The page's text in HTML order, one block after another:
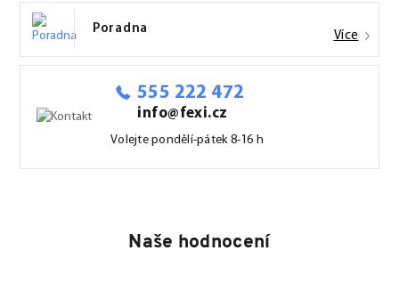
Poradna Více
555 222 472
info@fexi.cz
Volejte pondělí-pátek 8-16 h
Naše hodnocení